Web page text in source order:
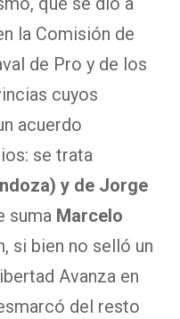
la Comisión de
de Pro y de los
cuyos
acuerdo
se trata
y de Jorge
suma Marcelo
si bien no selló un
Avanza en
del resto